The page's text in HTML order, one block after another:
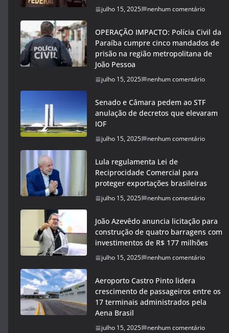
julho 15, 2025 nenhum comentário
OPERAÇÃO IMPACTO: Polícia Civil da
Paraíba cumpre cinco mandados de
prisão na região metropolitana de
João Pessoa
julho 15, 2025 nenhum comentário
Senado e Câmara pedem ao STF
anulação de decretos que elevaram
IOF
julho 15, 2025 nenhum comentário
Lula regulamenta Lei de
Reciprocidade Comercial para
proteger exportações brasileiras
julho 15, 2025 nenhum comentário
João Azevêdo anuncia licitação para
construção de quatro barragens com
investimentos de R$ 177 milhões
julho 15, 2025 nenhum comentário
Aeroporto Castro Pinto lidera
crescimento de passageiros entre os
17 terminais administrados pela
Aena Brasil
julho 15, 2025 nenhum comentário